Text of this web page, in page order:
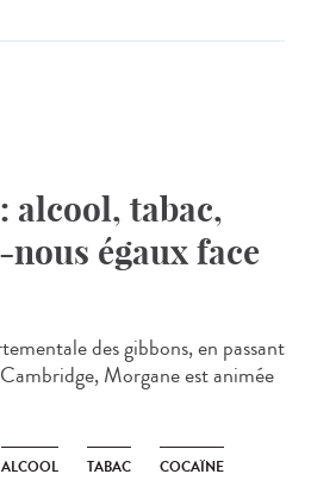
alcool, tabac,
égaux face
des gibbons, en passant
Morgane est animée
ALCOOL TABAC COCAÏNE